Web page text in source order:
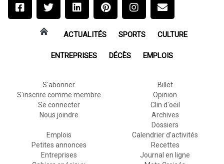
ACTUALITÉS SPORTS CULTURE
ENTREPRISES DÉCÈS EMPLOIS
S'abonner
S'inscrire comme membre
Se connecter
Nous joindre
Billet
Opinion
Clin d'oeil
Archives
Dossiers
Emplois
Petites annonces
Entreprises
Calendrier d'activités
Recettes
Journal en ligne